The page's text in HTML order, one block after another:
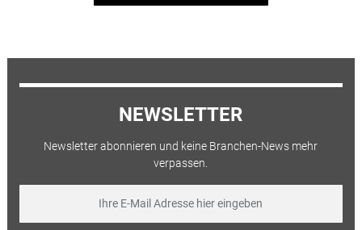
NEWSLETTER
Newsletter abonnieren und keine Branchen-News mehr
verpassen.